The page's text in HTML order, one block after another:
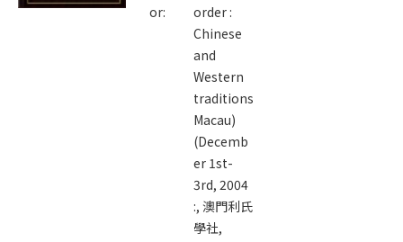
or:
order :
Chinese
and
Western
traditions
Macau)
(Decemb
er 1st-
3rd, 2004
:, 澳門利氏
學社,